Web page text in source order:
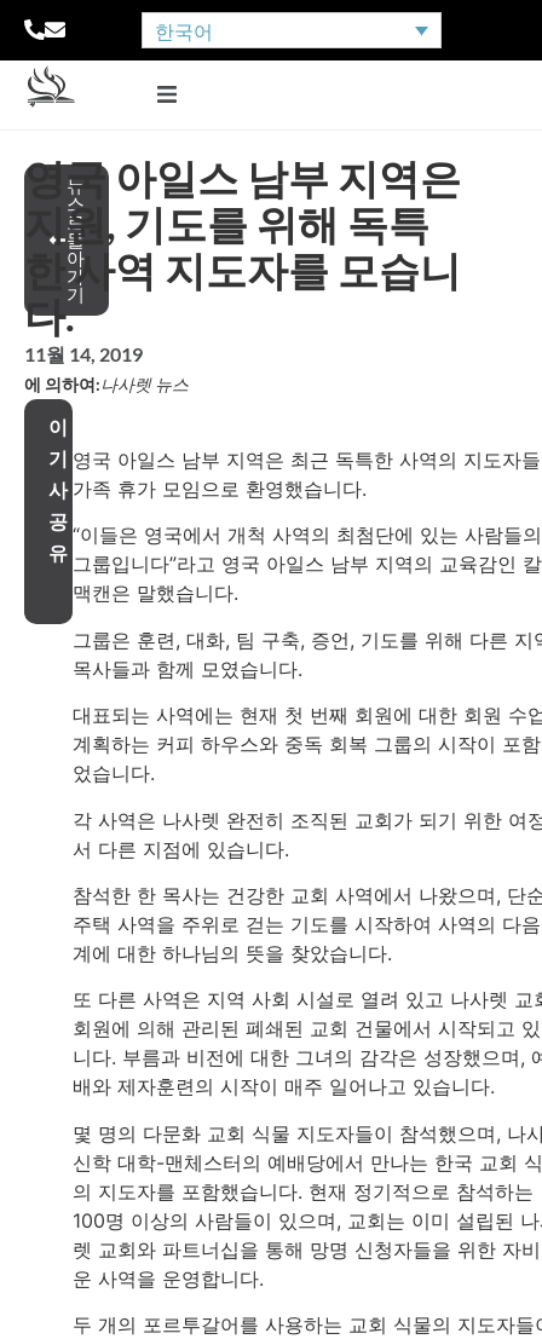
한국어
뉴
스
로
돌
아
가
기
영국 아일스 남부 지역은
지원, 기도를 위해 독특
한 사역 지도자를 모습니
다.
11월 14, 2019
에 의하여:나사렛 뉴스
이
기
사
공
유
영국 아일스 남부 지역은 최근 독특한 사역의 지도자
가족 휴가 모임으로 환영했습니다.
“이들은 영국에서 개척 사역의 최첨단에 있는 사람들의
그룹입니다”라고 영국 아일스 남부 지역의 교육감인 칼
맥캔은 말했습니다.
그룹은 훈련, 대화, 팀 구축, 증언, 기도를 위해 다른 지
목사들과 함께 모였습니다.
대표되는 사역에는 현재 첫 번째 회원에 대한 회원 수
계획하는 커피 하우스와 중독 회복 그룹의 시작이 포
었습니다.
각 사역은 나사렛 완전히 조직된 교회가 되기 위한 여
서 다른 지점에 있습니다.
참석한 한 목사는 건강한 교회 사역에서 나왔으며, 단
주택 사역을 주위로 걷는 기도를 시작하여 사역의 다
계에 대한 하나님의 뜻을 찾았습니다.
또 다른 사역은 지역 사회 시설로 열려 있고 나사렛 교
회원에 의해 관리된 폐쇄된 교회 건물에서 시작되고
니다. 부름과 비전에 대한 그녀의 감각은 성장했으며,
배와 제자훈련의 시작이 매주 일어나고 있습니다.
몇 명의 다문화 교회 식물 지도자들이 참석했으며, 나
신학 대학-맨체스터의 예배당에서 만나는 한국 교회
의 지도자를 포함했습니다. 현재 정기적으로 참석하는
100명 이상의 사람들이 있으며, 교회는 이미 설립된
렛 교회와 파트너십을 통해 망명 신청자들을 위한 자
운 사역을 운영합니다.
두 개의 포르투갈어를 사용하는 교회 식물의 지도자들